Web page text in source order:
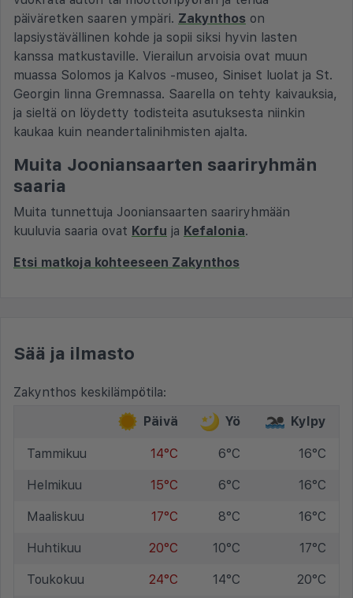
päiväretken saaren ympäri. Zakynthos on
lapsiystävällinen kohde ja sopii siksi hyvin lasten
kanssa matkustaville. Vierailun arvoisia ovat muun
muassa Solomos ja Kalvos -museo, Siniset luolat ja St.
Georgin linna Gremnassa. Saarella on tehty kaivauksia,
ja sieltä on löydetty todisteita asutuksesta niinkin
kaukaa kuin neandertalinihmisten ajalta.
Muita Jooniansaarten saariryhmän
saaria
Muita tunnettuja Jooniansaarten saariryhmään
kuuluvia saaria ovat Korfu ja Kefalonia.
Etsi matkoja kohteeseen Zakynthos
Sää ja ilmasto
Zakynthos keskilämpötila:
Päivä
Yö Kylpy
Tammikuu 14°C 6°C 16°C
Helmikuu 15°C 6°C 16°C
Maaliskuu 17°C 8°C 16°C
Huhtikuu 20°C 10°C 17°C
Toukokuu 24°C 14°C 20°C